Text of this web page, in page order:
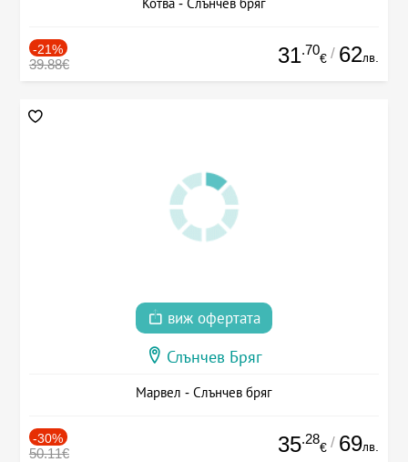
-21%
39.88€ 31.70
€ / 62лв.
виж офертата
Слънчев Бряг
Марвел - Слънчев бряг
-30%
50.11€ 35.28
€ / 69лв.